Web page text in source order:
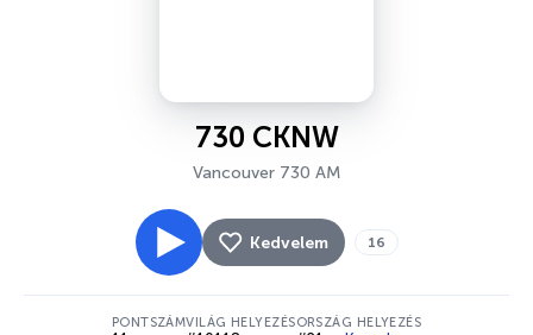
730 CKNW
Vancouver 730 AM
Kedvelem 16
PONTSZÁMVILÁG HELYEZÉSORSZÁG HELYEZÉS